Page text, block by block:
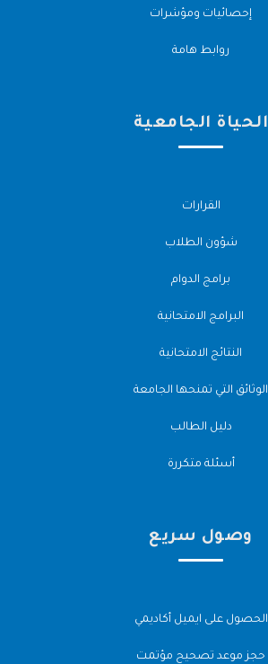
إحصائيات ومؤشرات
روابط هامة
الحياة الجامعية
القرارات
شؤون الطلاب
برامج الدوام
البرامج الامتحانية
النتائج الامتحانية
الوثائق التي تمنحها الجامعة
دليل الطالب
أسئلة متكررة
وصول سريع
الحصول على ايميل أكاديمي
حجز موعد تصحيح مؤتمت